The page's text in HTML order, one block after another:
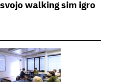
walking sim igro